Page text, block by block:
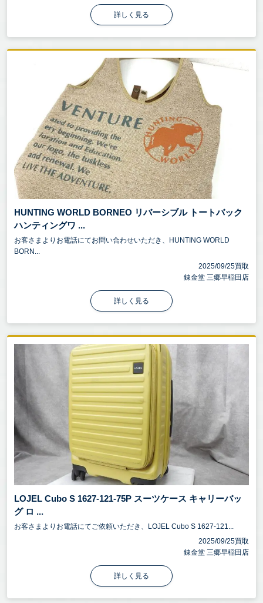
詳しく見る
HUNTING WORLD BORNEO リバーシブル トートバック
ハンティングワ ...
お客さまよりお電話にてお問い合わせいただき、HUNTING WORLD
BORN...
2025/09/25買取
錬金堂 三郷早稲田店
詳しく見る
LOJEL Cubo S 1627-121-75P スーツケース キャリーバッ
グ ロ ...
お客さまよりお電話にてご依頼いただき、LOJEL Cubo S 1627-121...
2025/09/25買取
錬金堂 三郷早稲田店
詳しく見る